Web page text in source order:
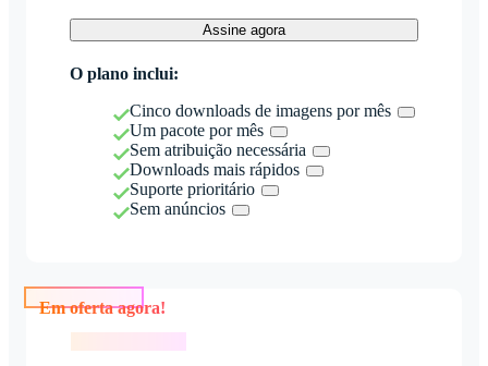
Assine agora
O plano inclui:
Cinco downloads de imagens por mês
Um pacote por mês
Sem atribuição necessária
Downloads mais rápidos
Suporte prioritário
Sem anúncios